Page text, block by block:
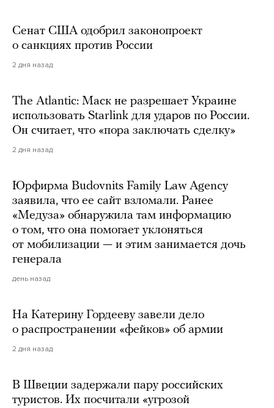
Сенат США одобрил законопроект
о санкциях против России
2 дня назад
The Atlantic: Маск не разрешает Украине
использовать Starlink для ударов по России.
Он считает, что «пора заключать сделку»
2 дня назад
Юрфирма Budovnits Family Law Agency
заявила, что ее сайт взломали. Ранее
«Медуза» обнаружила там информацию
о том, что она помогает уклоняться
от мобилизации — и этим занимается дочь
генерала
день назад
На Катерину Гордееву завели дело
о распространении «фейков» об армии
2 дня назад
В Швеции задержали пару российских
туристов. Их посчитали «угрозой